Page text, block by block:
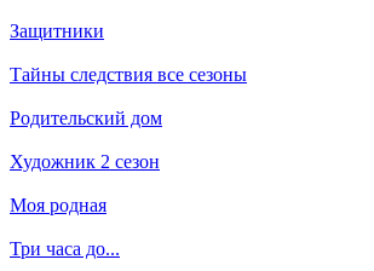
Защитники
Тайны следствия все сезоны
Родительский дом
Художник 2 сезон
Моя родная
Три часа до...